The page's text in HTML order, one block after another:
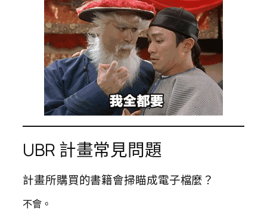
UBR 計畫常見問題
計畫所購買的書籍會掃瞄成電子檔麼？
不會。